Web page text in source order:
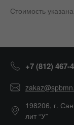
Стоимость
+7 (812) 467-
198206, г.
лит “У”